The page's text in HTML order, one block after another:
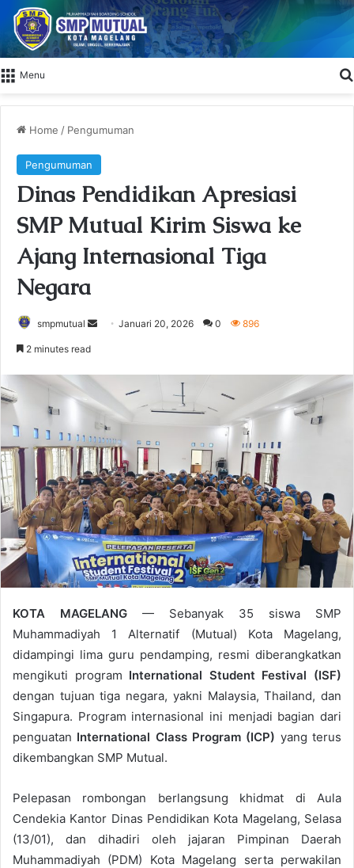
Menu
Home / Pengumuman
Pengumuman
Dinas Pendidikan Apresiasi
SMP Mutual Kirim Siswa ke
Ajang Internasional Tiga
Negara
smpmutual
a
e
m
a
i
l
Januari 20, 2026 0 896
2 minutes read
KOTA MAGELANG — Sebanyak 35 siswa SMP
Muhammadiyah 1 Alternatif (Mutual) Kota Magelang,
didampingi lima guru pendamping, resmi diberangkatkan
mengikuti program International Student Festival (ISF)
dengan tujuan tiga negara, yakni Malaysia, Thailand, dan
Singapura. Program internasional ini menjadi bagian dari
penguatan International Class Program (ICP) yang terus
dikembangkan SMP Mutual.
Pelepasan rombongan berlangsung khidmat di Aula
Cendekia Kantor Dinas Pendidikan Kota Magelang, Selasa
(13/01), dan dihadiri oleh jajaran Pimpinan Daerah
Muhammadiyah (PDM) Kota Magelang serta perwakilan